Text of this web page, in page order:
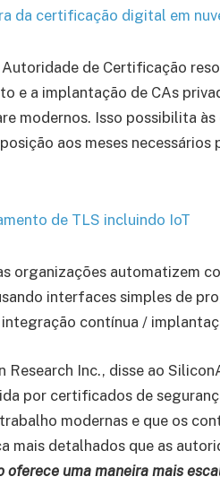
da certificação digital em
de Certificação
e a implantação de CAs
modernos. Isso possibilita
aos meses
de TLS incluindo IoT
organizações automatizem
interfaces simples de
contínua /
Inc., disse ao
por certificados de
modernas e que os
mais detalhados que as
oferece uma maneira mais